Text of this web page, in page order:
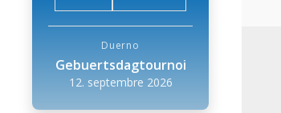
Duerno
Gebuertsdagtournoi
12. septembre 2026